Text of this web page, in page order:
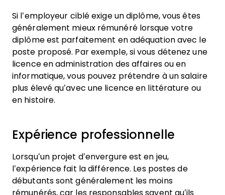
Si l’employeur ciblé exige un diplôme, vous êtes
généralement mieux rémunéré lorsque votre
diplôme est parfaitement en adéquation avec le
poste proposé. Par exemple, si vous détenez une
licence en administration des affaires ou en
informatique, vous pouvez prétendre à un salaire
plus élevé qu’avec une licence en littérature ou
en histoire.
Expérience professionnelle
Lorsqu’un projet d’envergure est en jeu,
l’expérience fait la différence. Les postes de
débutants sont généralement les moins
rémunérés, car les responsables savent qu’ils